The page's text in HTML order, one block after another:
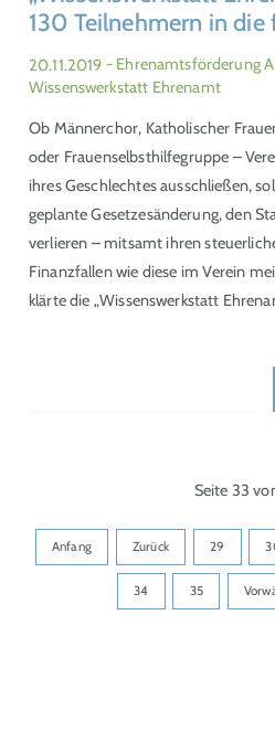
130 Teilnehmern in die
20.11.2019 - Ehrenamtsförderung
Wissenswerkstatt Ehrenamt
Ob Männerchor, Katholischer
oder Frauenselbsthilfegruppe –
ihres Geschlechtes ausschließen,
geplante Gesetzesänderung, den
verlieren – mitsamt ihren
Finanzfallen wie diese im Verein
klärte die „Wissenswerkstatt
Seite 33
Anfang Zurück 29
34 35